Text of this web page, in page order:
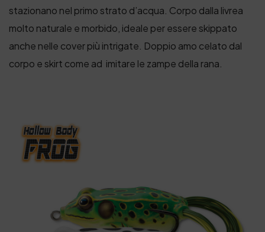
stazionano nel primo strato d’acqua. Corpo dalla livrea
molto naturale e morbido, ideale per essere skippato
anche nelle cover più intrigate. Doppio amo celato dal
corpo e skirt come ad imitare le zampe della rana.